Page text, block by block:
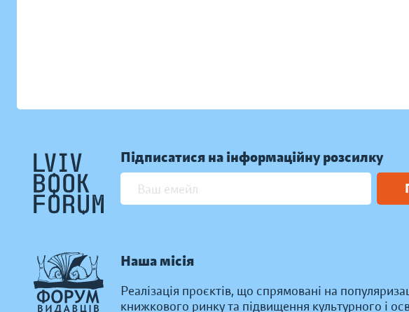
Підписатися на інформаційну розсилку
Наша місія
Реалізація проєктів, що спрямовані на
книжкового ринку та підвищення культурного і